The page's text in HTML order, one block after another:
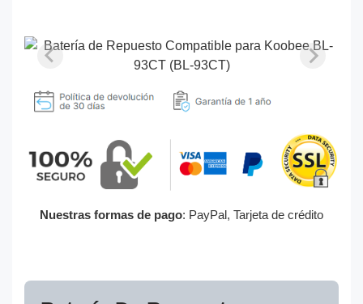
Nuestras formas de pago: PayPal, Tarjeta de crédito